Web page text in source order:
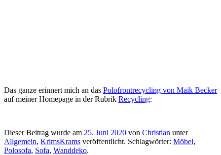
Das ganze erinnert mich an das Polofrontrecycling von Maik Becker
auf meiner Homepage in der Rubrik Recycling:
Dieser Beitrag wurde am 25. Juni 2020 von Christian unter
Allgemein, KrimsKrams veröffentlicht. Schlagwörter: Möbel,
Polosofa, Sofa, Wanddeko.